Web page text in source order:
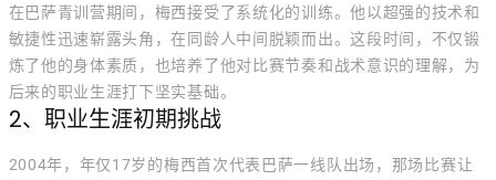
在巴萨青训营期间，梅西接受了系统化的训练。他以超强的技术和
敏捷性迅速崭露头角，在同龄人中间脱颖而出。这段时间，不仅锻
炼了他的身体素质，也培养了他对比赛节奏和战术意识的理解，为
后来的职业生涯打下坚实基础。
2、职业生涯初期挑战
2004年，年仅17岁的梅西首次代表巴萨一线队出场，那场比赛让